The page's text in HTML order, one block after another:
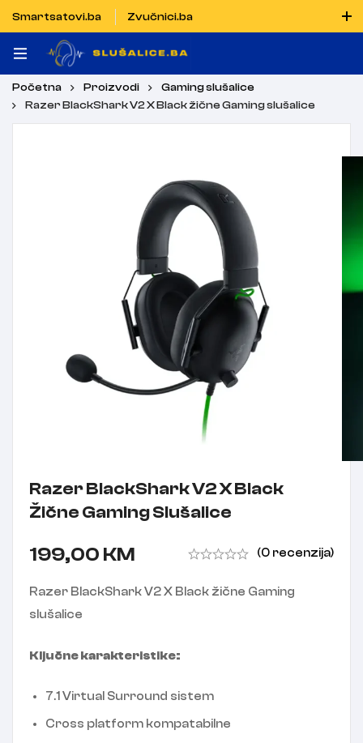
Smartsatovi.ba
Zvučnici.ba
Naručiti možete i porukom putem Vibera i WhatsAppa
Početna Proizvodi
Gaming slušalice
Razer BlackShark V2 X Black žične Gaming slušalice
Razer BlackShark V2 X Black
Žične Gaming Slušalice
199,00 KM (0 recenzija)
Razer BlackShark V2 X Black žične Gaming
slušalice
Ključne karakteristike:
7.1 Virtual Surround sistem
Cross platform kompatabilne